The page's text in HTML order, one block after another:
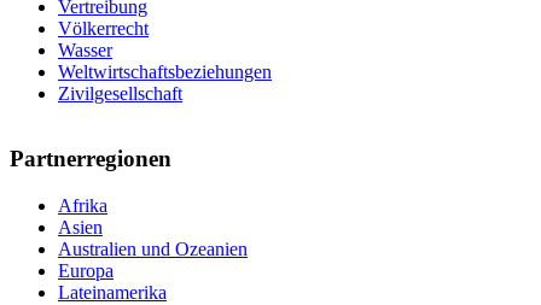
Vertreibung
Völkerrecht
Wasser
Weltwirtschaftsbeziehungen
Zivilgesellschaft
Partnerregionen
Afrika
Asien
Australien und Ozeanien
Europa
Lateinamerika